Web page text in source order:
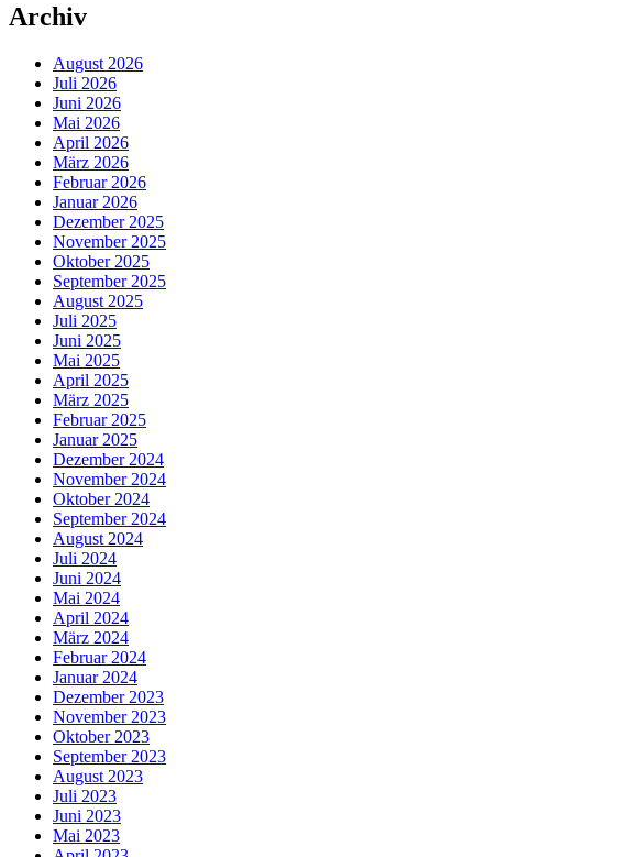
Archiv
August 2026
Juli 2026
Juni 2026
Mai 2026
April 2026
März 2026
Februar 2026
Januar 2026
Dezember 2025
November 2025
Oktober 2025
September 2025
August 2025
Juli 2025
Juni 2025
Mai 2025
April 2025
März 2025
Februar 2025
Januar 2025
Dezember 2024
November 2024
Oktober 2024
September 2024
August 2024
Juli 2024
Juni 2024
Mai 2024
April 2024
März 2024
Februar 2024
Januar 2024
Dezember 2023
November 2023
Oktober 2023
September 2023
August 2023
Juli 2023
Juni 2023
Mai 2023